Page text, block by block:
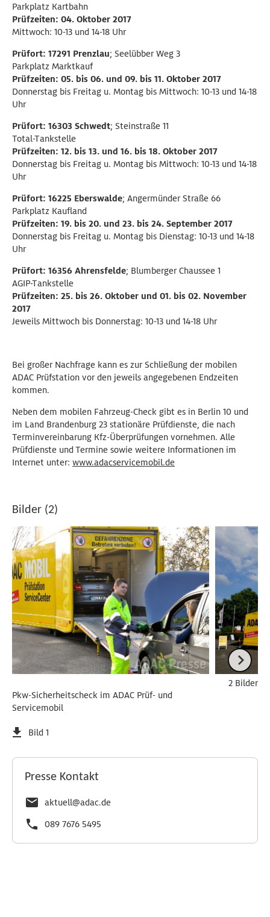
Parkplatz Kartbahn
Prüfzeiten: 04. Oktober 2017
Mittwoch: 10-13 und 14-18 Uhr
Prüfort: 17291 Prenzlau; Seelübber Weg 3
Parkplatz Marktkauf
Prüfzeiten: 05. bis 06. und 09. bis 11. Oktober 2017
Donnerstag bis Freitag u. Montag bis Mittwoch: 10-13 und 14-18
Uhr
Prüfort: 16303 Schwedt; Steinstraße 11
Total-Tankstelle
Prüfzeiten: 12. bis 13. und 16. bis 18. Oktober 2017
Donnerstag bis Freitag u. Montag bis Mittwoch: 10-13 und 14-18
Uhr
Prüfort: 16225 Eberswalde; Angermünder Straße 66
Parkplatz Kaufland
Prüfzeiten: 19. bis 20. und 23. bis 24. September 2017
Donnerstag bis Freitag u. Montag bis Dienstag: 10-13 und 14-18
Uhr
Prüfort: 16356 Ahrensfelde; Blumberger Chaussee 1
AGIP-Tankstelle
Prüfzeiten: 25. bis 26. Oktober und 01. bis 02. November
2017
Jeweils Mittwoch bis Donnerstag: 10-13 und 14-18 Uhr
Bei großer Nachfrage kann es zur Schließung der mobilen
ADAC Prüfstation vor den jeweils angegebenen Endzeiten
kommen.
Neben dem mobilen Fahrzeug-Check gibt es in Berlin 10 und
im Land Brandenburg 23 stationäre Prüfdienste, die nach
Terminvereinbarung Kfz-Überprüfungen vornehmen. Alle
Prüfdienste und Termine sowie weitere Informationen im
Internet unter: www.adacservicemobil.de
Bilder (2)
Pkw-Sicherheitscheck im ADAC Prüf- und
Servicemobil
Bild 1
2 Bilder
Presse Kontakt
aktuell@adac.de
089 7676 5495